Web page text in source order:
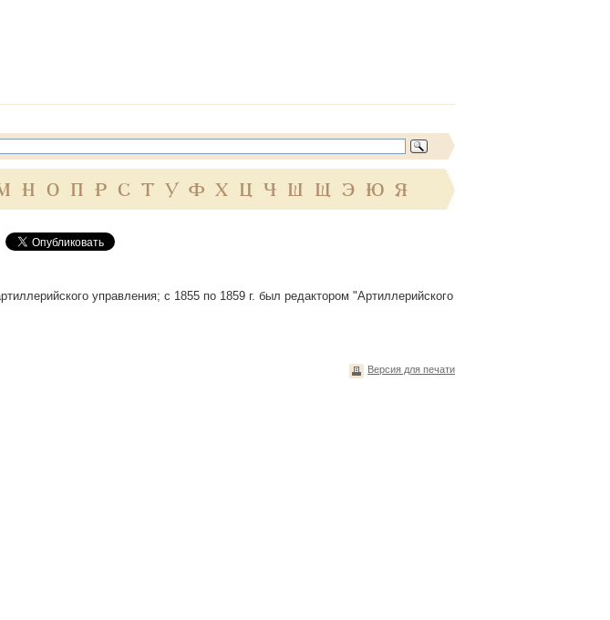
Н О П Р С Т У Ф Х Ц Ч Ш Щ Э Ю Я
управления; с 1855 по 1859 г. был редактором "Артиллерийского
Версия для печати